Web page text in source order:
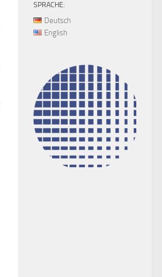
SPRACHE:
Deutsch
English